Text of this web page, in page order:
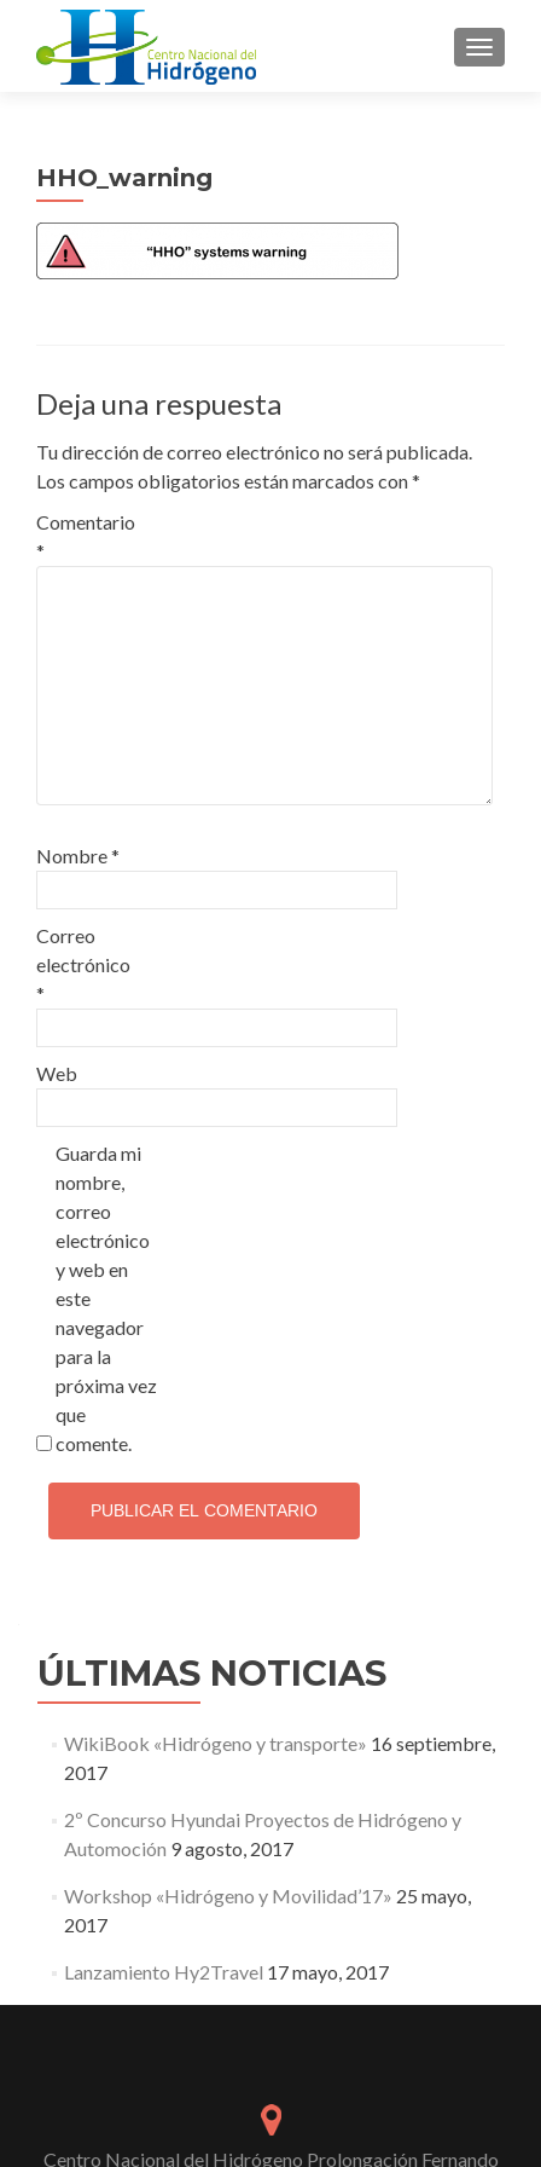
HHO_warning
Deja una respuesta
Tu dirección de correo electrónico no será publicada.
Los campos obligatorios están marcados con*
Comentario
*
Nombre*
Correo
electrónico
*
Web
Guarda mi
nombre,
correo
electrónico
y web en
este
navegador
para la
próxima vez
que
comente.
ÚLTIMAS NOTICIAS
WikiBook «Hidrógeno y transporte» 16 septiembre,
2017
2º Concurso Hyundai Proyectos de Hidrógeno y
Automoción 9 agosto, 2017
Workshop «Hidrógeno y Movilidad’17» 25 mayo,
2017
Lanzamiento Hy2Travel 17 mayo, 2017
Centro Nacional del Hidrógeno Prolongación Fernando